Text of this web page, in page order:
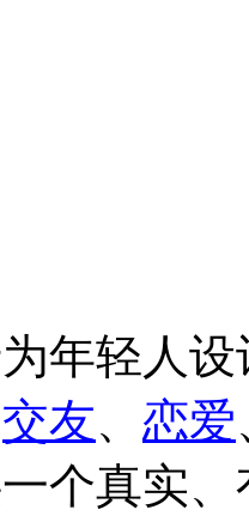
年轻人设
交友、 恋爱
个真实